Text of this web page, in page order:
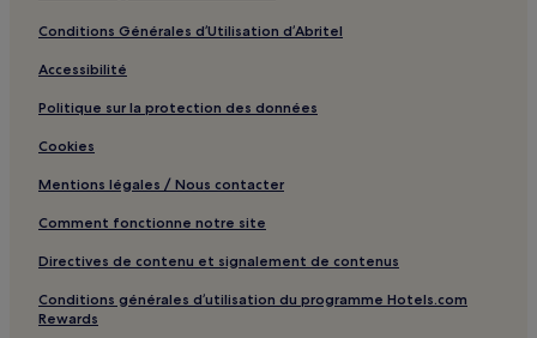
Plage de Cala en Porter : hôtels à proximité
Cala Calderer : hôtels à proximité
Binidalí : hôtels
Platges de Fornells : hôtels Hôtels avec piscine
Platges de Fornells : hôtels Hôtels avec parking
Es Migjorn Gran : hôtels Hôtels de luxe
Conditions Générales d’Utilisation d’Abritel
Accessibilité
Politique sur la protection des données
Cookies
Mentions légales / Nous contacter
Comment fonctionne notre site
Directives de contenu et signalement de contenus
Conditions générales d’utilisation du programme Hotels.com
Rewards